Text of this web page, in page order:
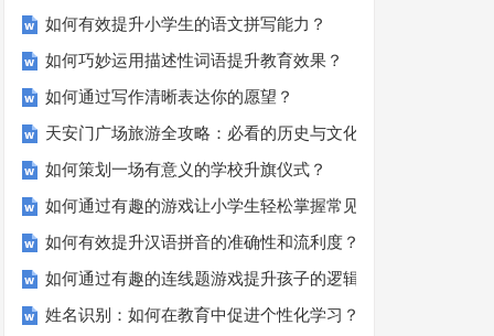
如何有效提升小学生的语文拼写能力？
如何巧妙运用描述性词语提升教育效果？
如何通过写作清晰表达你的愿望？
天安门广场旅游全攻略：必看的历史与文化景点
如何策划一场有意义的学校升旗仪式？
如何通过有趣的游戏让小学生轻松掌握常见姓氏？
如何有效提升汉语拼音的准确性和流利度？这里有妙招！
如何通过有趣的连线题游戏提升孩子的逻辑思维能力？
姓名识别：如何在教育中促进个性化学习？